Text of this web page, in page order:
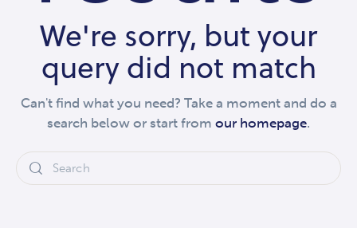
We're sorry, but your
query did not match
Can't find what you need? Take a moment and do a
search below or start from our homepage.